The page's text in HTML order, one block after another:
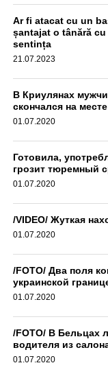
Ar fi atacat cu un
șantajat o tânără
sentința
21.07.2023
В Криулянах
скончался на месте
01.07.2020
Готовила,
грозит тюремный
01.07.2020
/VIDEO/ Жуткая
01.07.2020
/FOTO/ Два поля
украинской
01.07.2020
/FOTO/ В Бельцах
водителя из
01.07.2020